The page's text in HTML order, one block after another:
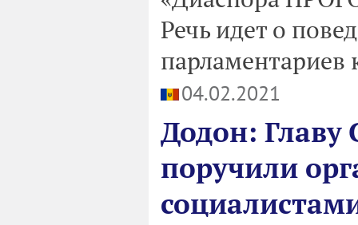
Речь идет о
парламентариев
04.02.2021
Додон: Главу
поручили